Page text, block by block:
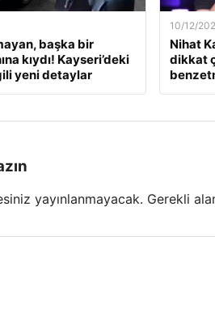
başka bir
kıydı! Kayseri’deki
yeni detaylar
10/12/
Nihat
dikkat
yayınlanmayacak. Gerekli